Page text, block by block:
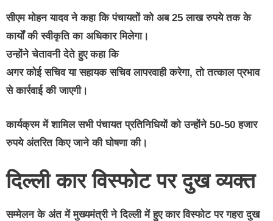
सीएम मोहन यादव ने कहा कि पंचायतों को अब25 लाख रुपये तक के
कार्योंकी स्वीकृति का अधिकार मिलेगा।
उन्होंने चेतावनी देते हुए कहा कि
अगर कोई सचिव या सहायक सचिव लापरवाही करेगा, तो तत्काल प्रभाव
से कार्रवाई की जाएगी।
कार्यक्रम में शामिल सभी पंचायत प्रतिनिधियों को उन्होंने 50-50 हजार
रुपये अंतरित किए जाने की घोषणा की।
दिल्ली कार विस्फोट पर दुख व्यक्त
सम्मेलन के अंत में मुख्यमंत्री ने दिल्ली में हुए कार विस्फोट पर गहरा दुख